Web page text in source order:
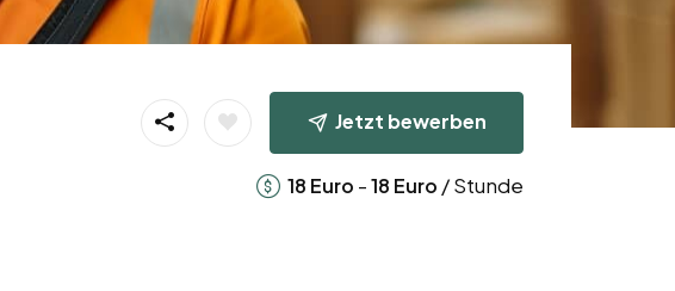
Jetzt bewerben
18 Euro -18 Euro / Stunde